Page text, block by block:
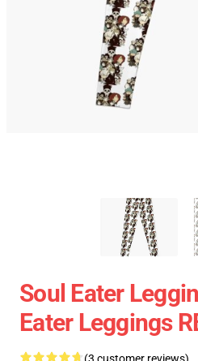
Soul Eater
Eater Leggings